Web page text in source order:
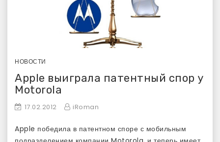
НОВОСТИ
Apple выиграла патентный спор у
Motorola
17.02.2012 iRoman
Apple победила в патентном споре с мобильным